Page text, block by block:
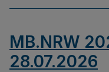
MB.NRW
28.07.2026